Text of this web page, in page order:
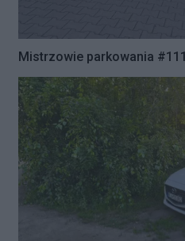
Mistrzowie parkowania #111